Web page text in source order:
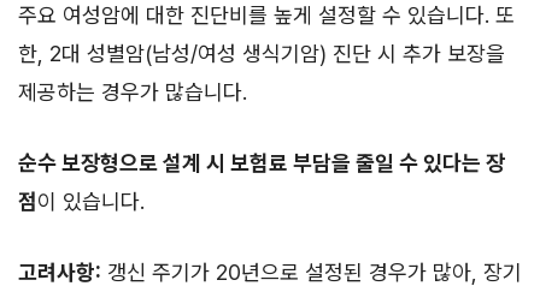
주요 여성암에 대한 진단비를 높게 설정할 수 있습니다. 또
한, 2대 성별암(남성/여성 생식기암) 진단 시 추가 보장을
제공하는 경우가 많습니다.
순수 보장형으로 설계 시 보험료 부담을 줄일 수 있다는 장
점이 있습니다.
고려사항: 갱신 주기가 20년으로 설정된 경우가 많아, 장기